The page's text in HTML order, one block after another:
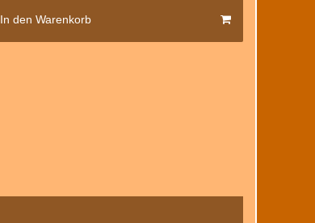
In den Warenkorb